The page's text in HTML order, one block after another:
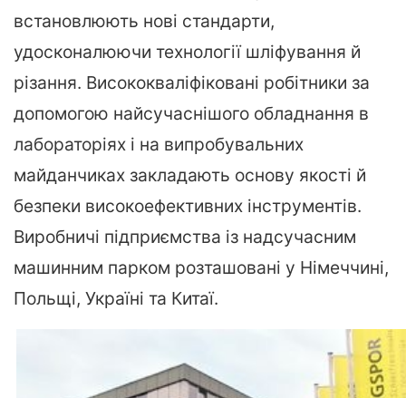
встановлюють нові стандарти,
удосконалюючи технології шліфування й
різання. Висококваліфіковані робітники за
допомогою найсучаснішого обладнання в
лабораторіях і на випробувальних
майданчиках закладають основу якості й
безпеки високоефективних інструментів.
Виробничі підприємства із надсучасним
машинним парком розташовані у Німеччині,
Польщі, Україні та Китаї.